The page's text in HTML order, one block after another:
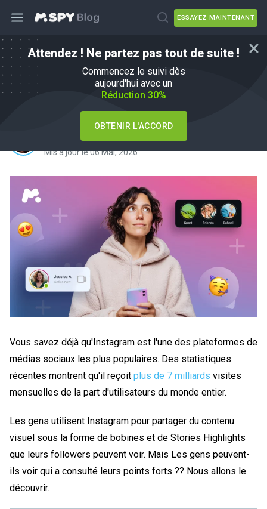
ESSAYEZ MAINTENANT
Attendez ! Ne partez pas tout de suite !
Commencez le suivi dès
aujourd'hui avec un
Réduction 30%
OBTENIR L'ACCORD
Comment les gens peuvent-ils voir si
vous regardez leur Instagram
Highlights : Guide facile
Mis à jour le 06 Mai, 2026
Vous savez déjà qu'Instagram est l'une des plateformes de
médias sociaux les plus populaires. Des statistiques
récentes montrent qu'il reçoit plus de 7 milliards visites
mensuelles de la part d'utilisateurs du monde entier.
Les gens utilisent Instagram pour partager du contenu
visuel sous la forme de bobines et de Stories Highlights
que leurs followers peuvent voir. Mais Les gens peuvent-
ils voir qui a consulté leurs points forts ?? Nous allons le
découvrir.